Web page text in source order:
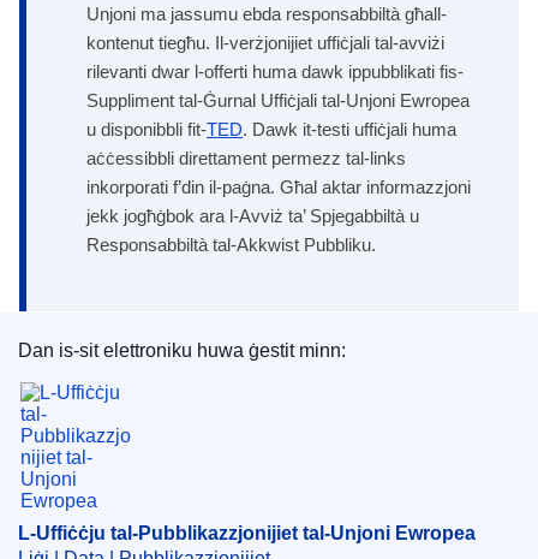
Unjoni ma jassumu ebda responsabbiltà għall-
kontenut tiegħu. Il-verżjonijiet uffiċjali tal-avviżi
rilevanti dwar l-offerti huma dawk ippubblikati fis-
Suppliment tal-Ġurnal Uffiċjali tal-Unjoni Ewropea
u disponibbli fit-TED. Dawk it-testi uffiċjali huma
aċċessibbli direttament permezz tal-links
inkorporati f’din il-paġna. Għal aktar informazzjoni
jekk jogħġbok ara l-Avviż ta’ Spjegabbiltà u
Responsabbiltà tal-Akkwist Pubbliku.
L-Uffiċċju tal-Pubblikazzjonijiet tal-Unjoni
Dan is-sit elettroniku huwa ġestit minn:
L-Uffiċċju tal-Pubblikazzjonijiet tal-Unjoni Ewropea